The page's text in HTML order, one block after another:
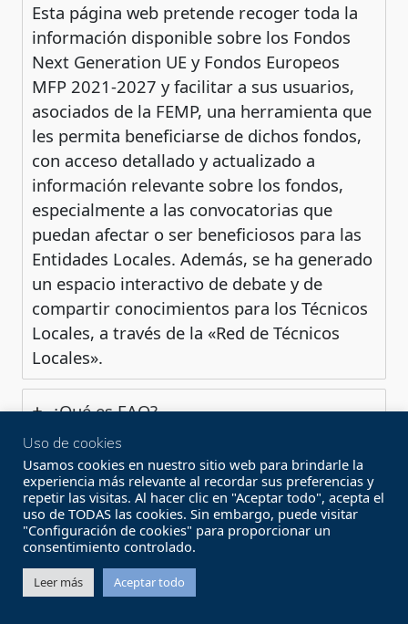
Esta página web pretende recoger toda la
información disponible sobre los Fondos
Next Generation UE y Fondos Europeos
MFP 2021-2027 y facilitar a sus usuarios,
asociados de la FEMP, una herramienta que
les permita beneficiarse de dichos fondos,
con acceso detallado y actualizado a
información relevante sobre los fondos,
especialmente a las convocatorias que
puedan afectar o ser beneficiosos para las
Entidades Locales. Además, se ha generado
un espacio interactivo de debate y de
compartir conocimientos para los Técnicos
Locales, a través de la «Red de Técnicos
Locales».
¿Qué es FAQ?
Compartir en:
Uso de cookies
Usamos cookies en nuestro sitio web para brindarle la
experiencia más relevante al recordar sus preferencias y
repetir las visitas. Al hacer clic en "Aceptar todo", acepta el
uso de TODAS las cookies. Sin embargo, puede visitar
"Configuración de cookies" para proporcionar un
consentimiento controlado.
Leer más Aceptar todo